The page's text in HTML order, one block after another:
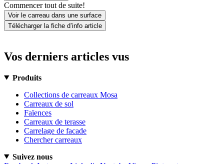
Commencer tout de suite!
Voir le carreau dans une surface
Télécharger la fiche d’info article
Vos derniers articles vus
Produits
Collections de carreaux Mosa
Carreaux de sol
Faïences
Carreaux de terasse
Carrelage de facade
Chercher carreaux
Suivez nous